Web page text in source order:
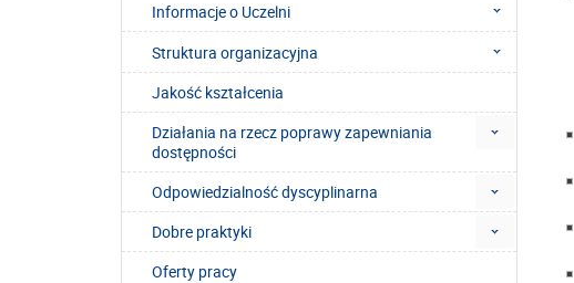
Informacje o Uczelni
Struktura organizacyjna
Jakość kształcenia
Działania na rzecz poprawy zapewniania
dostępności
Odpowiedzialność dyscyplinarna
Dobre praktyki
Oferty pracy